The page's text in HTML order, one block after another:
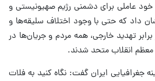
خود عاملی برای دشمنی رژیم صهیونیستی و
داد که حتی با وجود اختلاف سلیقه‌ها و
تهدید خارجی، همه مردم و جریان‌ها در
معظم انقلاب متحد شدند.
جغرافیایی ایران گفت: نگاه کنید به فلات